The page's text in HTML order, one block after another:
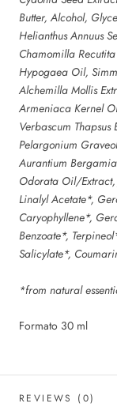
Butter, Alcohol,
Helianthus Annuus
Chamomilla
Hypogaea Oil,
Alchemilla Mollis
Armeniaca Kernel
Verbascum
Pelargonium
Aurantium
Odorata Oil/
Linalyl Acetate*,
Caryophyllene*,
Benzoate*,
Salicylate*,
*from natural
Formato 30 ml
REVIEWS (0)